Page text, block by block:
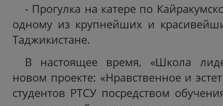
- Прогулка на катере по
одному из крупнейших и
Таджикистане.
В настоящее время, «Школа
новом проекте: «Нравственное и
студентов РТСУ посредством